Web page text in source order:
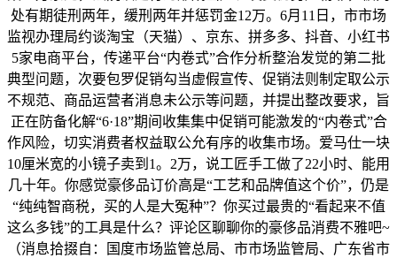
处有期徒刑两年，缓刑两年并惩罚金12万。6月11日，市市场
监视办理局约谈淘宝（天猫）、京东、拼多多、抖音、小红书
5家电商平台，传递平台“内卷式”合作分析整治发觉的第二批
典型问题，次要包罗促销勾当虚假宣传、促销法则制定取公示
不规范、商品运营者消息未公示等问题，并提出整改要求，旨
正在防备化解“6·18”期间收集集中促销可能激发的“内卷式”合
作风险，切实消费者权益取公允有序的收集市场。爱马仕一块
10厘米宽的小镜子卖到1。2万，说工匠手工做了22小时、能用
几十年。你感觉豪侈品订价高是“工艺和品牌值这个价”，仍是
“纯纯智商税，买的人是大冤种”？你买过最贵的“看起来不值
这么多钱”的工具是什么？评论区聊聊你的豪侈品消费不雅吧~
（消息拾掇自：国度市场监管总局、市市场监管局、广东省市